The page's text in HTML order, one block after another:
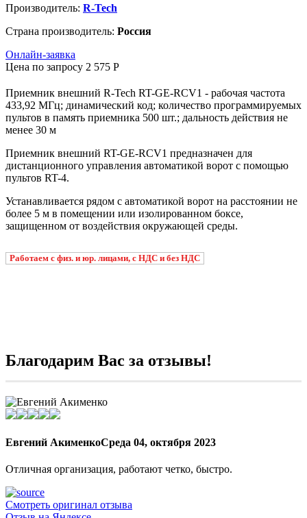
Производитель: R-Tech
Страна производитель: Россия
Онлайн-заявка
Цена по запросу 2 575 P
Приемник внешний R-Tech RT-GE-RCV1 - рабочая частота
433,92 МГц; динамический код; количество программируемых
пультов в память приемника 500 шт.; дальность действия не
менее 30 м
Приемник внешний RT-GE-RCV1 предназначен для
дистанционного управления автоматикой ворот с помощью
пультов RT-4.
Устанавливается рядом с автоматикой ворот на расстоянии не
более 5 м в помещении или изолированном боксе,
защищенном от воздействия окружающей среды.
Работаем с физ. и юр. лицами, с НДС и без НДС
Благодарим Вас за отзывы!
Евгений АкименкоСреда 04, октября 2023
Отличная организация, работают четко, быстро.
Смотреть оригинал отзыва